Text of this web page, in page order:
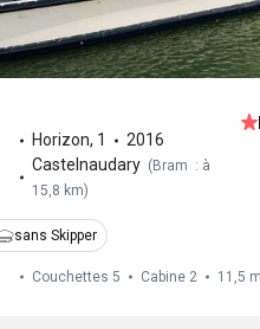
Horizon, 1
2016
Castelnaudary ( Bram : à
15,8 km)
sans Skipper
Couchettes 5 Cabine 2 11,5 m